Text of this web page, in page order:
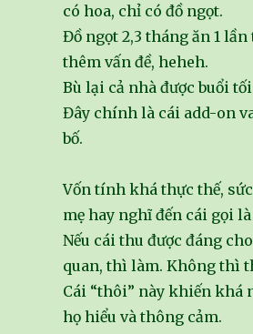
có hoa, chỉ có đồ ngọt.
Đồ ngọt 2,3 tháng ăn 1
thêm vấn đề, heheh.
Bù lại cả nhà được buổi
Đây chính là cái add-on
bố.
Vốn tính khá thực thế,
mẹ hay nghĩ đến cái gọi
Nếu cái thu được đáng
quan, thì làm. Không thì
Cái “thôi” này khiến khá
họ hiểu và thông cảm.